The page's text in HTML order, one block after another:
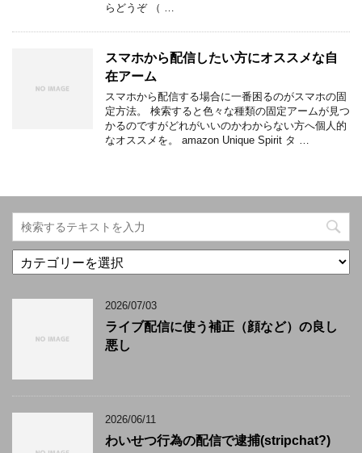
らどうぞ （ …
スマホから配信したい方にオススメな自
在アーム
スマホから配信する場合に一番困るのがスマホの固
定方法。 検索すると色々な種類の固定アームが見つ
かるのですがどれがいいのかわからない方へ個人的
なオススメを。 amazon Unique Spirit タ …
テ
2026/07/03
ライブ配信に使う補正（顔など）の良し
悪し
2026/06/11
わいせつ行為の配信で逮捕(stripchat?)